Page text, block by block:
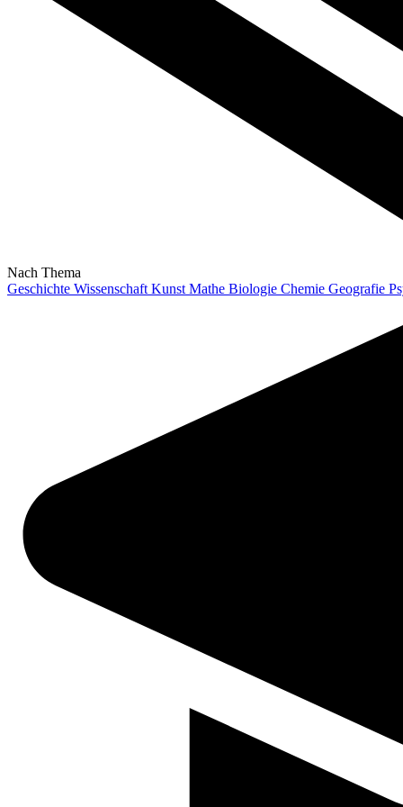
Nach Thema
Geschichte Wissenschaft Kunst Mathe Biologie Chemie Geografie